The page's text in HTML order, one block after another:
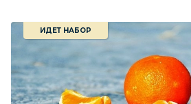
ИДЕТ НАБОР